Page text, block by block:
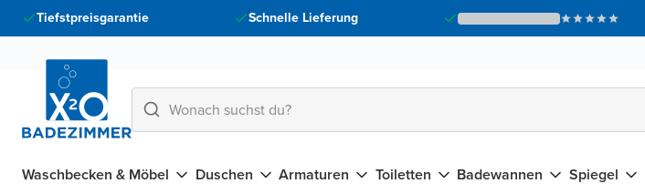
Tiefstpreisgarantie Schnelle Lieferung
Waschbecken & Möbel Duschen Armaturen Toiletten Badewannen Spiegel